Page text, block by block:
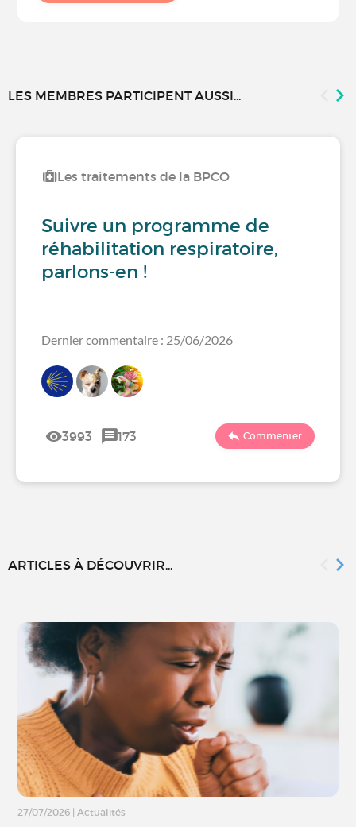
LES MEMBRES PARTICIPENT AUSSI...
Les traitements de la BPCO
Suivre un programme de
réhabilitation respiratoire,
parlons-en !
Dernier commentaire : 25/06/2026
3993 173 Commenter
ARTICLES À DÉCOUVRIR...
27/07/2026 Actualités